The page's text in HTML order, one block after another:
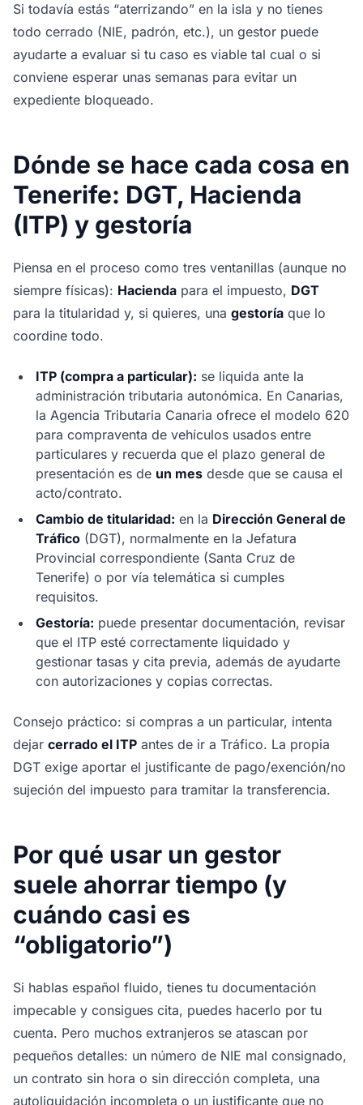
Si todavía estás “aterrizando” en la isla y no tienes
todo cerrado (NIE, padrón, etc.), un gestor puede
ayudarte a evaluar si tu caso es viable tal cual o si
conviene esperar unas semanas para evitar un
expediente bloqueado.
Dónde se hace cada cosa en
Tenerife: DGT, Hacienda
(ITP) y gestoría
Piensa en el proceso como tres ventanillas (aunque no
siempre físicas): Hacienda para el impuesto, DGT
para la titularidad y, si quieres, una gestoría que lo
coordine todo.
ITP (compra a particular): se liquida ante la
administración tributaria autonómica. En Canarias,
la Agencia Tributaria Canaria ofrece el modelo 620
para compraventa de vehículos usados entre
particulares y recuerda que el plazo general de
presentación es de un mes desde que se causa el
acto/contrato.
Cambio de titularidad: en la Dirección General de
Tráfico (DGT), normalmente en la Jefatura
Provincial correspondiente (Santa Cruz de
Tenerife) o por vía telemática si cumples
requisitos.
Gestoría: puede presentar documentación, revisar
que el ITP esté correctamente liquidado y
gestionar tasas y cita previa, además de ayudarte
con autorizaciones y copias correctas.
Consejo práctico: si compras a un particular, intenta
dejar cerrado el ITP antes de ir a Tráfico. La propia
DGT exige aportar el justificante de pago/exención/no
sujeción del impuesto para tramitar la transferencia.
Por qué usar un gestor
suele ahorrar tiempo (y
cuándo casi es
“obligatorio”)
Si hablas español fluido, tienes tu documentación
impecable y consigues cita, puedes hacerlo por tu
cuenta. Pero muchos extranjeros se atascan por
pequeños detalles: un número de NIE mal consignado,
un contrato sin hora o sin dirección completa, una
autoliquidación incompleta o un justificante que no